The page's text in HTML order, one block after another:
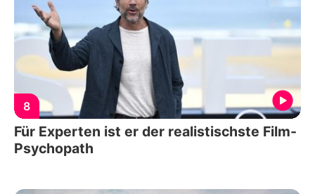
8
Für Experten ist er der realistischste Film-
Psychopath